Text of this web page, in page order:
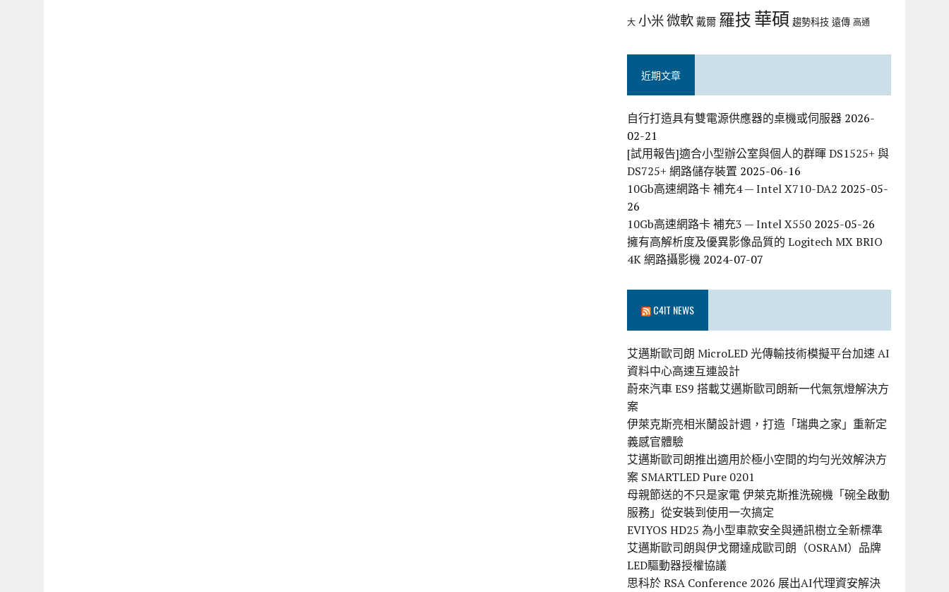
大 小米微軟 戴爾 羅技華碩 趨勢科技 遠傳 高通
近期文章
自行打造具有雙電源供應器的桌機或伺服器 2026-
02-21
[試用報告]適合小型辦公室與個人的群暉 DS1525+ 與
DS725+ 網路儲存裝置 2025-06-16
10Gb高速網路卡 補充4 — Intel X710-DA2 2025-05-
26
10Gb高速網路卡 補充3 — Intel X550 2025-05-26
擁有高解析度及優異影像品質的 Logitech MX BRIO
4K 網路攝影機 2024-07-07
C4IT NEWS
艾邁斯歐司朗 MicroLED 光傳輸技術模擬平台加速 AI
資料中心高速互連設計
蔚來汽車 ES9 搭載艾邁斯歐司朗新一代氣氛燈解決方
案
伊萊克斯亮相米蘭設計週，打造「瑞典之家」重新定
義感官體驗
艾邁斯歐司朗推出適用於極小空間的均勻光效解決方
案 SMARTLED Pure 0201
母親節送的不只是家電 伊萊克斯推洗碗機「碗全啟動
服務」從安裝到使用一次搞定
EVIYOS HD25 為小型車款安全與通訊樹立全新標準
艾邁斯歐司朗與伊戈爾達成歐司朗（OSRAM）品牌
LED驅動器授權協議
思科於 RSA Conference 2026 展出AI代理資安解決